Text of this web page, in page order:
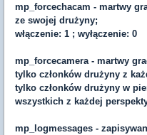
mp_forcechacam - martwy
ze swojej drużyny;
włączenie: 1 ; wyłączenie: 0
mp_forcecamera - martwy
tylko członków drużyny z
tylko członków drużyny w
wszystkich z każdej
mp_logmessages -